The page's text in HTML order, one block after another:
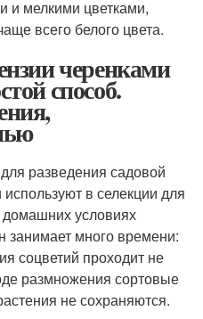
и мелкими цветками,
всего белого цвета.
черенками
способ.
разведения садовой
в селекции для
условиях
занимает много времени:
соцветий проходит не
размножения сортовые
не сохраняются.